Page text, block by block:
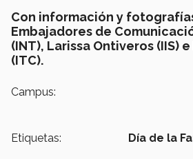
Con información y
Embajadores de
(INT), Larissa Ontiveros (IIS)
(ITC).
Campus:
Etiquetas: Día de la